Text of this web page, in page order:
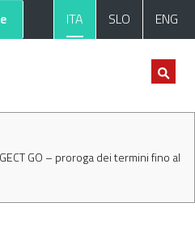
ITA SLO ENG
GO – proroga dei termini fino al